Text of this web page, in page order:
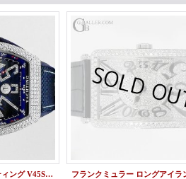
新品 ヴァンガード ヨッティング V45SCDT パヴェダイヤ FRANCK MULLER